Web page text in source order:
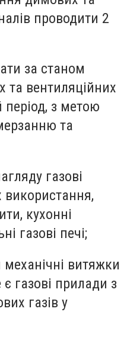
проводити 2
за станом
та вентиляційних
період, з метою
та
газові
використання,
кухонні
газові печі;
витяжки
газові прилади з
газів у